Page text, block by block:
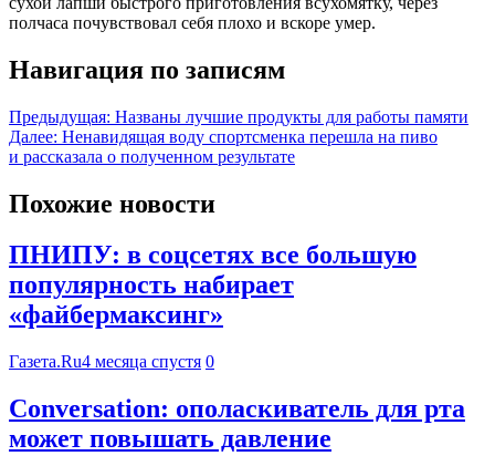
полчаса почувствовал себя плохо и вскоре умер.
Навигация по записям
Предыдущая: Названы лучшие продукты для работы памяти
Далее: Ненавидящая воду спортсменка перешла на пиво
и рассказала о полученном результате
Похожие новости
ПНИПУ: в соцсетях все большую
популярность набирает
«файбермаксинг»
Газета.Ru4 месяца спустя 0
Conversation: ополаскиватель для рта
может повышать давление